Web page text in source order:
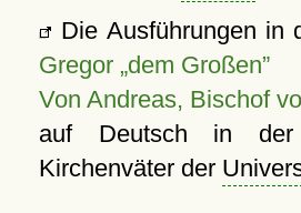
Die Ausführungen in
Gregor „dem Großen”
Von Andreas, Bischof
auf Deutsch in der
Kirchenväter der